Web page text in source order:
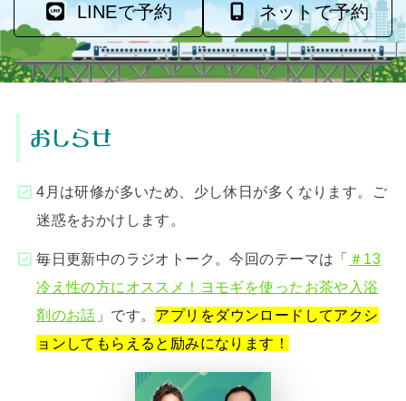
LINEで予約 ネットで予約
おしらせ
4月は研修が多いため、少し休日が多くなります。ご
迷惑をおかけします。
毎日更新中のラジオトーク。今回のテーマは「 ＃13
冷え性の方にオススメ！ヨモギを使ったお茶や入浴
剤のお話 」です。 アプリをダウンロードしてアクシ
ョンしてもらえると励みになります！